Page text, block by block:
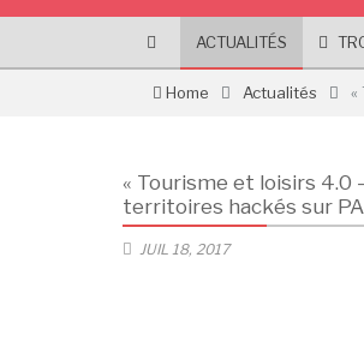
ACTUALITÉS
Home Actualités «
« Tourisme et loisirs 4.0
territoires hackés sur
JUIL 18, 2017